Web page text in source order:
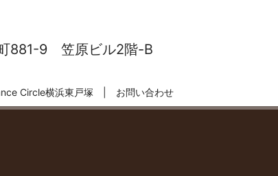
881-9 笠原ビル2階-B
Circle横浜東戸塚 お問い合わせ